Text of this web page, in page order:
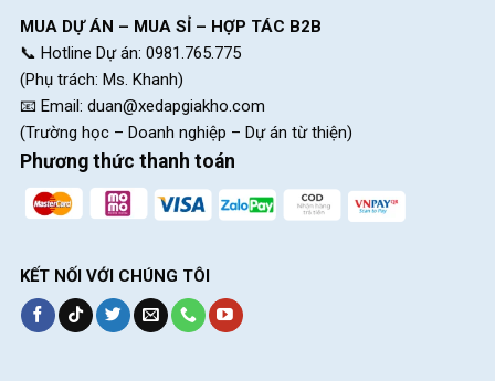
Hãy liên hệ ngay Xe Đạp Giá Kho thông qua đường dây nóng
Hotline: 028.9996.5775 để được tư vấn cụ thể nhất nhé!
Xem thêm: Những mẫu xe đạp thể thao mới
nhất tại Xe Đạp Giá Kho
Giảm 8%
MUA DỰ ÁN – MUA SỈ – HỢP TÁC B2B
📞 Hotline Dự án: 0981.765.775
(Phụ trách: Ms. Khanh)
📧 Email: duan@xedapgiakho.com
(Trường học – Doanh nghiệp – Dự án từ thiện)
Phương thức thanh toán
KẾT NỐI VỚI CHÚNG TÔI